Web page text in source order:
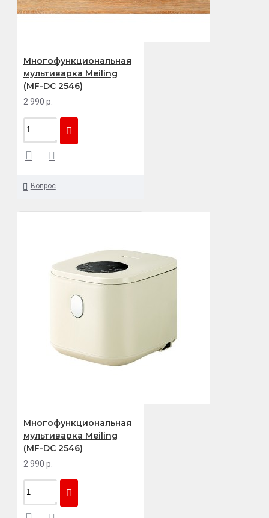
Многофункциональная
мультиварка Meiling
(MF-DC 2546)
2 990 р.
Вопрос
Многофункциональная
мультиварка Meiling
(MF-DC 2546)
2 990 р.